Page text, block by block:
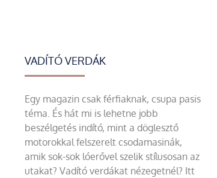
VADÍTÓ VERDÁK
Egy magazin csak férfiaknak, csupa pasis
téma. És hát mi is lehetne jobb
beszélgetés indító, mint a döglesztő
motorokkal felszerelt csodamasinák,
amik sok-sok lóerővel szelik stílusosan az
utakat? Vadító verdákat nézegetnél? Itt